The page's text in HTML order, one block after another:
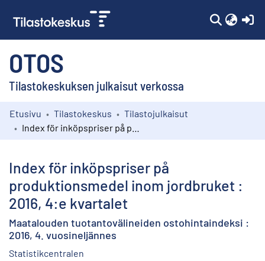
OTOS
Tilastokeskuksen julkaisut verkossa
Kokoelmat
Etusivu Tilastokeskus
Tilastojulkaisut
Index för inköpspriser på
produktionsmedel inom jordbruket :
2016, 4:e kvartalet
Maatalouden tuotantovälineiden ostohintaindeksi :
2016, 4. vuosineljännes
Statistikcentralen